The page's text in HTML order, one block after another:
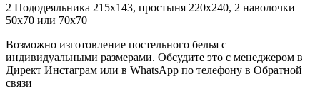
2 Пододеяльника 215х143, простыня 220х240, 2 наволочки
50х70 или 70х70
Возможно изготовление постельного белья с
индивидуальными размерами. Обсудите это с менеджером в
Директ Инстаграм или в WhatsApp по телефону в Обратной
связи